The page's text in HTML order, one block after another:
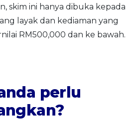
skim ini hanya dibuka kepada
layak dan kediaman yang
RM500,000 dan ke bawah.
perlu
?